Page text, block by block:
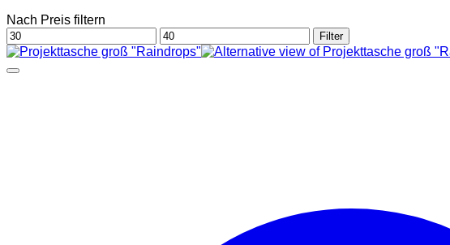
Nach Preis filtern
Min.
Preis
Max.
Preis
Filter